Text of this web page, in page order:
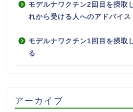
モデルナワクチン2回目を摂取
れから受ける人へのアドバイス
モデルナワクチン1回目を摂取
る
アーカイブ